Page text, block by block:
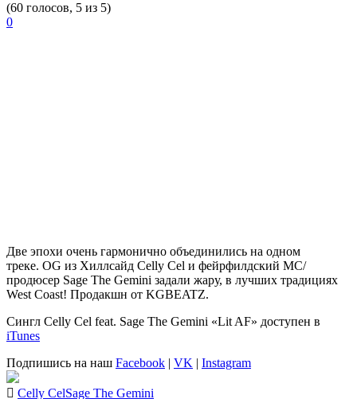
(60 голосов, 5 из 5)
0
Две эпохи очень гармонично объединились на одном
треке. OG из Хиллсайд Celly Cel и фейрфилдский МС/
продюсер Sage The Gemini задали жару, в лучших традициях
West Coast! Продакшн от KGBEATZ.
Сингл Celly Cel feat. Sage The Gemini «Lit AF» доступен в
iTunes
Подпишись на наш Facebook | VK | Instagram
Celly CelSage The Gemini